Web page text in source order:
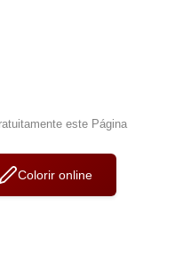
este Página
Colorir online